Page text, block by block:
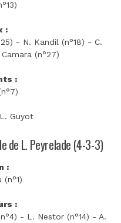
:
- N. Kandil (n°18) - C.
(n°27)
:
Guyot
de L. Peyrelade (4-3-3)
:
(n°1)
:
- L. Nestor (n°14) - A.